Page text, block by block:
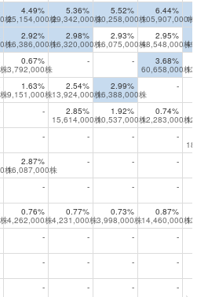
株
4.49%
25,154,000株
5.36%
29,342,000株
5.52%
30,258,000株
6.44%
105,907,000株
株
2.92%
16,386,000株
2.98%
16,320,000株
2.93%
16,075,000株
2.95%
48,548,000株
0.67%
3,792,000株
- - 3.68%
60,658,000株
1.63%
9,151,000株
2.54%
13,924,000株
2.99%
16,388,000株
-
- 2.85%
15,614,000株
1.92%
10,537,000株
0.74%
12,283,000株
- - - -
株
2.87%
16,087,000株
- - -
- - - -
0.76%
4,262,000株
0.77%
4,231,000株
0.73%
3,998,000株
0.87%
14,460,000株
- - - -
- - - -
- - - -